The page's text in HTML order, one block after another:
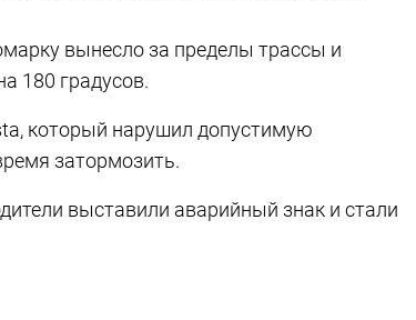
вынесло за пределы трассы и
180 градусов.
который нарушил допустимую
затормозить.
выставили аварийный знак и стали